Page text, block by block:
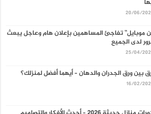
20/
تفاجئ المساهمين بإعلان هام وعاجل يبعث
الجميع
25/
ورق الجدران والدهان – أيهما أفضل لمنزلك؟
16/